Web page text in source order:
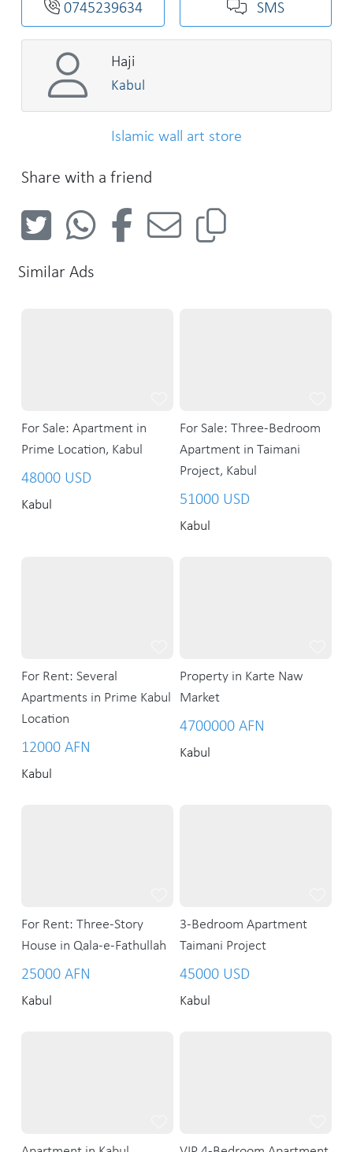
0745239634 SMS
Haji
Kabul
Islamic wall art store
Share with a friend
Similar Ads
For Sale: Apartment in
Prime Location, Kabul
48000 USD
Kabul
For Sale: Three-Bedroom
Apartment in Taimani
Project, Kabul
51000 USD
Kabul
For Rent: Several
Apartments in Prime Kabul
Location
12000 AFN
Kabul
Property in Karte Naw
Market
4700000 AFN
Kabul
For Rent: Three-Story
House in Qala-e-Fathullah
25000 AFN
Kabul
3-Bedroom Apartment
Taimani Project
45000 USD
Kabul